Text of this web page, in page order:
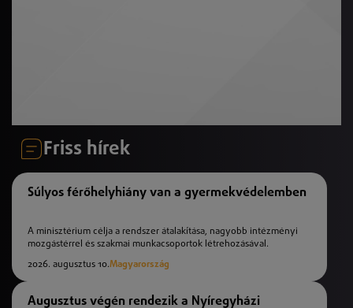
Friss hírek
Súlyos férőhelyhiány van a gyermekvédelemben
A minisztérium célja a rendszer átalakítása, nagyobb intézményi
mozgástérrel és szakmai munkacsoportok létrehozásával.
2026. augusztus 10.Magyarország
Augusztus végén rendezik a Nyíregyházi